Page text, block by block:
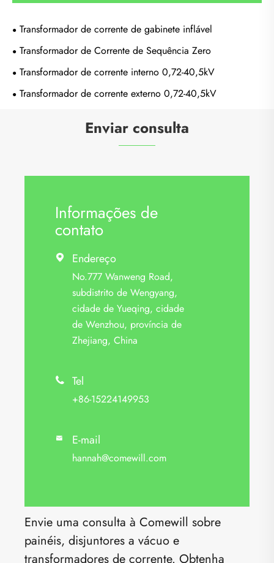
Transformador de corrente de gabinete inflável
Transformador de Corrente de Sequência Zero
Transformador de corrente interno 0,72-40,5kV
Transformador de corrente externo 0,72-40,5kV
Enviar consulta
Informações de
contato
 Endereço
No.777 Wanweng Road,
subdistrito de Wengyang,
cidade de Yueqing, cidade
de Wenzhou, província de
Zhejiang, China
 Tel
+86-15224149953
 E-mail
hannah@comewill.com
Envie uma consulta à Comewill sobre
painéis, disjuntores a vácuo e
transformadores de corrente. Obtenha